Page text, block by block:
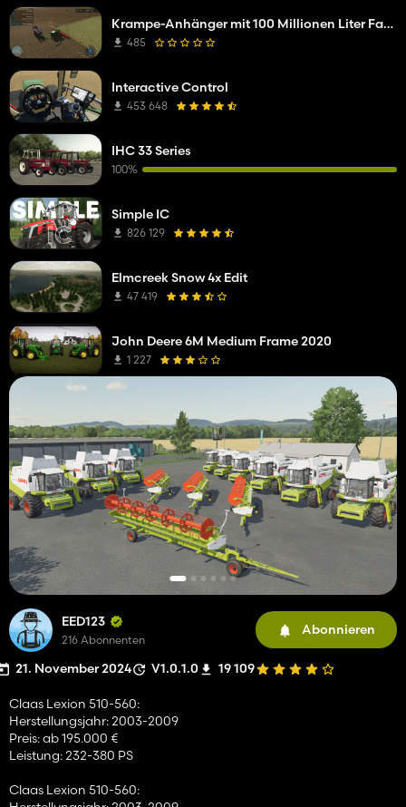
EED123
216 Abonnenten
Abonnieren
21. November 2024 V1.0.1.0 19 109
Claas Lexion 510-560:
Herstellungsjahr: 2003-2009
Preis: ab 195.000 €
Leistung: 232-380 PS
Claas Lexion 510-560:
Krampe-Anhänger mit 100 Millionen Liter Fassungsvermögen
485
Interactive Control
453 648
IHC 33 Series
100%
Simple IC
826 129
Elmcreek Snow 4x Edit
47 419
John Deere 6M Medium Frame 2020
1 227